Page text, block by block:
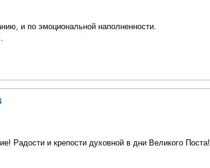
и по эмоциональной наполненности.
Радости и крепости духовной в дни Великого Поста!